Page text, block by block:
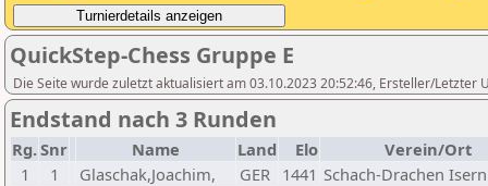
QuickStep-Chess Gruppe E
Die Seite wurde zuletzt aktualisiert am 03.10.2023 20:52:46, Ersteller/Letzter
Endstand nach 3 Runden
Rg.Snr Name Land Elo
Verein/Ort
1
1 Glaschak,Joachim, GER 1441 Schach-Drachen